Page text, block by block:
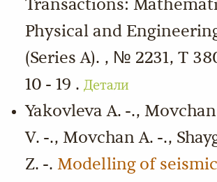
Transactions:
Physical and
(Series A). , № 2231, Т
10 - 19 . Детали
Yakovleva A. -.,
V. -., Movchan A. -.,
Z. -. Modelling of seismic